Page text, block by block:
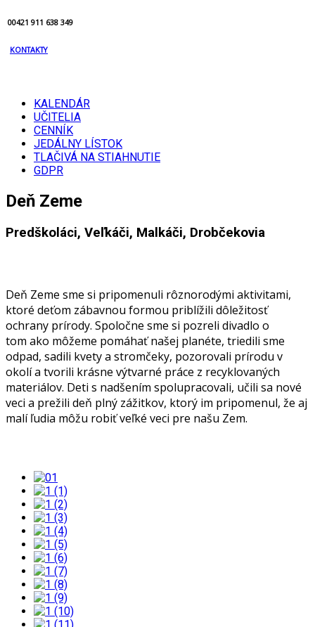
00421 911 638 349
KONTAKTY
KALENDÁR
UČITELIA
CENNÍK
JEDÁLNY LÍSTOK
TLAČIVÁ NA STIAHNUTIE
GDPR
Deň Zeme
Predškoláci, Veľkáči, Malkáči, Drobčekovia
Deň Zeme sme si pripomenuli rôznorodými aktivitami,
ktoré deťom zábavnou formou priblížili dôležitosť
ochrany prírody. Spoločne sme si pozreli divadlo o
tom ako môžeme pomáhať našej planéte, triedili sme
odpad, sadili kvety a stromčeky, pozorovali prírodu v
okolí a tvorili krásne výtvarné práce z recyklovaných
materiálov. Deti s nadšením spolupracovali, učili sa nové
veci a prežili deň plný zážitkov, ktorý im pripomenul, že aj
malí ľudia môžu robiť veľké veci pre našu Zem.